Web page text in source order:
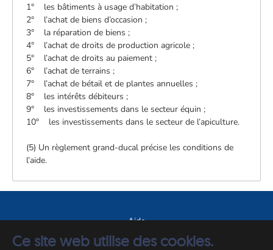
Ce site web utilise des cookies.
1° les bâtiments à usage d’habitation ;
2° l’achat de biens d’occasion ;
3° la réparation de biens ;
4° l’achat de droits de production agricole ;
5° l’achat de droits au paiement ;
6° l’achat de terrains ;
7° l’achat de bétail et de plantes annuelles ;
8° les intérêts débiteurs ;
9° les investissements dans le secteur équin ;
10° les investissements dans le secteur de l’apiculture.
(5) Un règlement grand-ducal précise les conditions de
l’aide.
Aide
A propos du site